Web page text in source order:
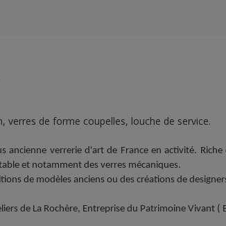
verres de forme coupelles, louche de service.
ancienne verrerie d'art de France en activité.
et notamment des verres mécaniques.
de modèles anciens ou des créations de
de La Rochère, Entreprise du Patrimoine Vivant (